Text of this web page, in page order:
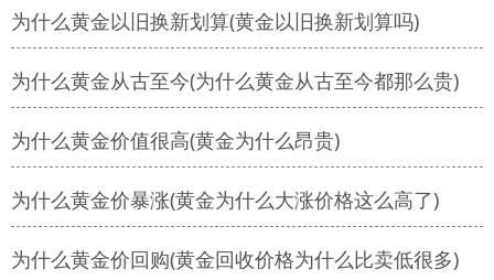
为什么黄金以旧换新划算(黄金以旧换新划算吗)
为什么黄金从古至今(为什么黄金从古至今都那么贵)
为什么黄金价值很高(黄金为什么昂贵)
为什么黄金价暴涨(黄金为什么大涨价格这么高了)
为什么黄金价回购(黄金回收价格为什么比卖低很多)